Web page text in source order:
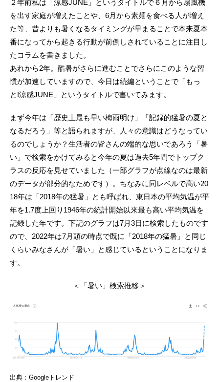
２年前私は「涼感JUNE」というタイトルで６月から扇風機
を出す家庭が増えたことや、6月から素麺を食べる人が増え
た等、昔よりも暑くなるタイミングが早まることで本来夏本
番になってから起きる行動が前倒しされていることに注目し
たコラムを書きました。
あれから2年。酷暑がさらに進むことでさらにこのような習
慣が加速していますので、今日は続編ということで「もっ
と!涼感JUNE」というタイトルで書いてみます。
まず今年は「歴史上最も早い梅雨明け」「記録的猛暑の夏と
なるだろう」等と語られますが、人々の意識はどうなってい
るのでしょうか？生活者の皆さんの端的な思いであろう「暑
い」で検索をかけてみると今年の夏は過去5年間でトップク
ラスの反応を見せていました（一部グラフが点線なのは最新
のデータが部分的なためです）。ちなみに同レベルで高い20
18年は「2018年の猛暑」とも呼ばれ、東日本の平均気温が平
年を1.7度上回り1946年の統計開始以来最も高い平均気温を
記録した年です。下記のグラフは7月3日に検索したものです
ので、2022年は7月頭の時点で既に「2018年の猛暑」と同じ
くらいみなさんが「暑い」と感じているということになりま
す。
＜「暑い」検索推移＞
出典：Googleトレンド